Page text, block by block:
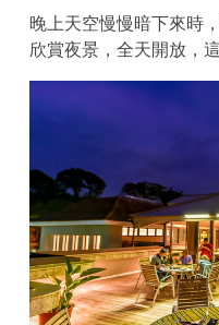
晚上天空慢慢暗下來時
欣賞夜景，全天開放，